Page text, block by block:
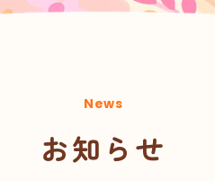
News
お知らせ